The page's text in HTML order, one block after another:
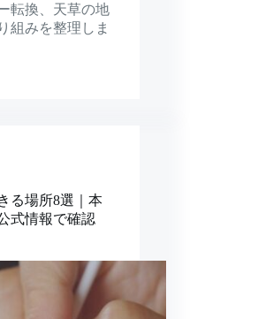
転換、天草の地
組みを整理しま
る場所8選｜本
式情報で確認